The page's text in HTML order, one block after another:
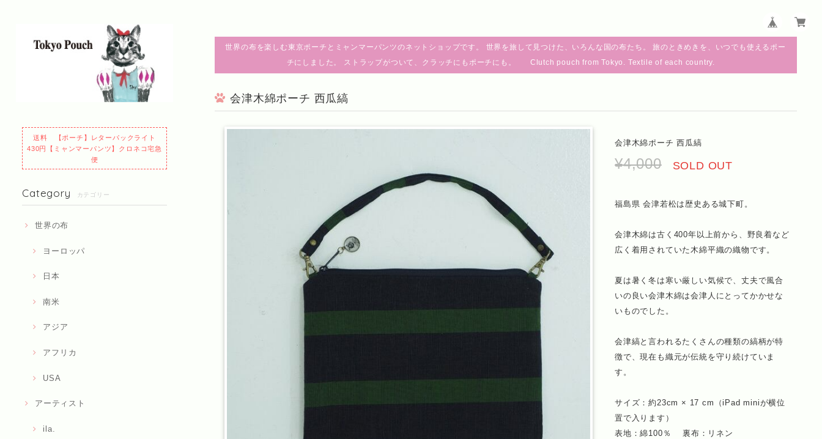
送料 【ポーチ】レターパックライト
430円【ミャンマーパンツ】クロネコ宅急
便
Category カテゴリー
世界の布
ヨーロッパ
日本
南米
アジア
アフリカ
USA
アーティスト
ila.
世界の布を楽しむ東京ポーチとミャンマーパンツのネットショップです。 世界を旅して見つけた、いろんな国の布たち。 旅のときめきを、いつでも使えるポー
チにしました。 ストラップがついて、クラッチにもポーチにも。 Clutch pouch from Tokyo. Textile of each country.
会津木綿ポーチ 西瓜縞
会津木綿ポーチ 西瓜縞
¥4,000 SOLD OUT
福島県 会津若松は歴史ある城下町。
会津木綿は古く400年以上前から、野良着など
広く着用されていた木綿平織の織物です。
夏は暑く冬は寒い厳しい気候で、丈夫で風合
いの良い会津木綿は会津人にとってかかせな
いものでした。
会津縞と言われるたくさんの種類の縞柄が特
徴で、現在も織元が伝統を守り続けていま
す。
サイズ：約23cm × 17 cm（iPad miniが横位
置で入ります）
表地：綿100％ 裏布：リネン